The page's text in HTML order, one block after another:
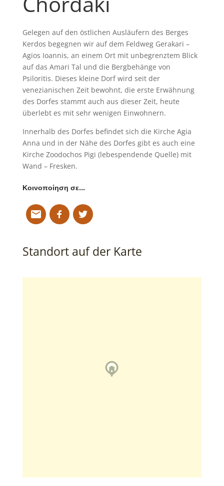
Gelegen auf den östlichen Ausläufern des Berges
Kerdos begegnen wir auf dem Feldweg Gerakari –
Agios Ioannis, an einem Ort mit unbegrenztem Blick
auf das Amari Tal und die Bergbehänge von
Psiloritis. Dieses kleine Dorf wird seit der
venezianischen Zeit bewohnt, die erste Erwähnung
des Dorfes stammt auch aus dieser Zeit, heute
überlebt es mit sehr wenigen Einwohnern.
Innerhalb des Dorfes befindet sich die Kirche Agia
Anna und in der Nähe des Dorfes gibt es auch eine
Kirche Zoodochos Pigi (lebespendende Quelle) mit
Wand – Fresken.
Κοινοποίηση σε…
Standort auf der Karte